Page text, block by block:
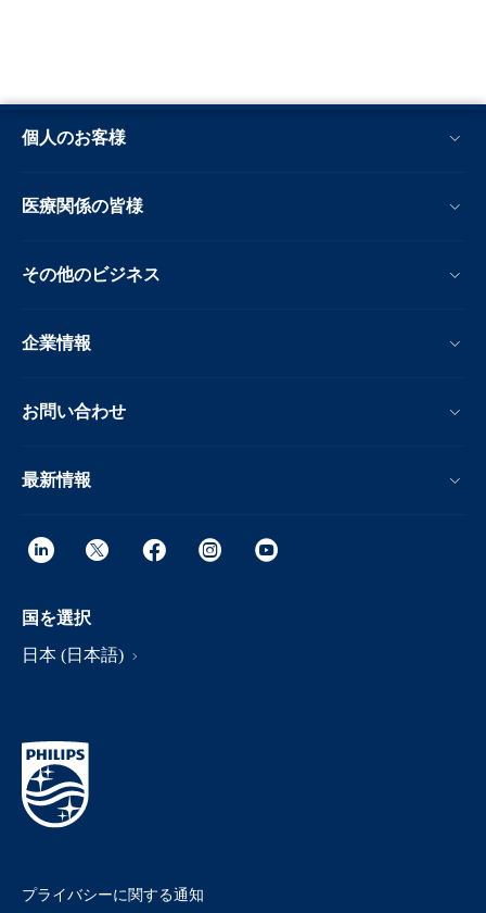
個人のお客様
医療関係の皆様
その他のビジネス
企業情報
お問い合わせ
最新情報
国を選択
日本 (日本語)
プライバシーに関する通知